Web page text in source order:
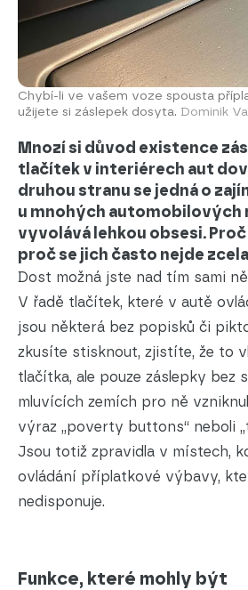
Chybí-li ve vašem voze spousta
užijete si záslepek dosyta. Dominik
Mnozí si důvod existence
tlačítek v interiérech aut
druhou stranu se jedná o
u mnohých automobilových
vyvolává lehkou obsesi.
proč se jich často nejde
Dost možná jste nad tím sami
V řadě tlačítek, které v autě
jsou některá bez popisků či
zkusíte stisknout, zjistíte, že to
tlačítka, ale pouze záslepky bez
mluvících zemích pro ně
výraz „poverty buttons“ neboli
Jsou totiž zpravidla v místech,
ovládání příplatkové výbavy,
nedisponuje.
Funkce, které mohly být